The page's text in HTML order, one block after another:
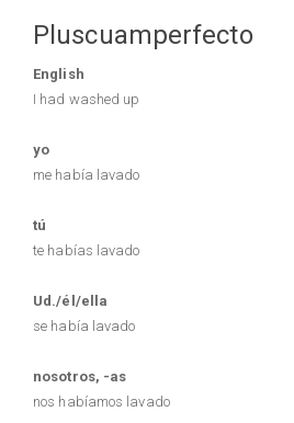
Pluscuamperfecto
English
I had washed up
yo
me había lavado
tú
te habías lavado
Ud./él/ella
se había lavado
nosotros, -as
nos habíamos lavado